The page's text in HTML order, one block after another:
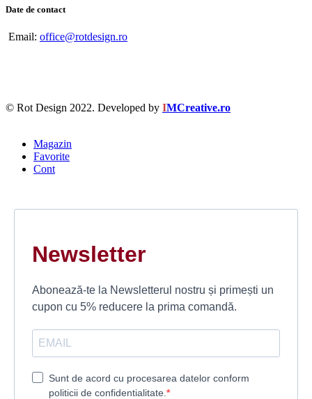
Date de contact
Email: office@rotdesign.ro
© Rot Design 2022. Developed by IMCreative.ro
Magazin
Favorite
Cont
Newsletter
Abonează-te la Newsletterul nostru și primești un
cupon cu 5% reducere la prima comandă.
Sunt de acord cu procesarea datelor conform
politicii de confidentialitate.